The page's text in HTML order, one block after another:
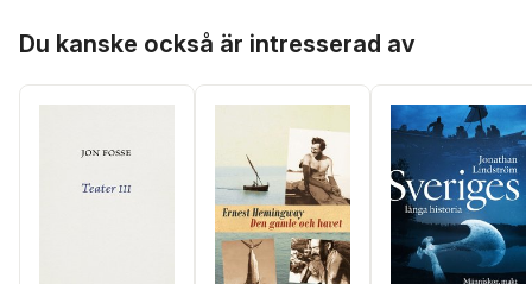
Du kanske också är intresserad av